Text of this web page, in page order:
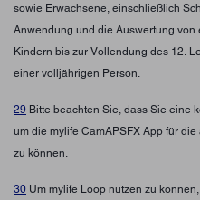
sowie Erwachsene, einschließlich
Anwendung und die Auswertung von
Kindern bis zur Vollendung des 12.
einer volljährigen Person.
29 Bitte beachten Sie, dass Sie eine
um die mylife CamAPSFX App für
zu können.
30 Um mylife Loop nutzen zu